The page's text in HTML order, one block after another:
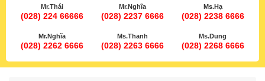
Mr.Thái
(028) 224 66666
Mr.Nghĩa
(028) 2237 6666
Ms.Hạ
(028) 2238 6666
Mr.Nghĩa
(028) 2262 6666
Ms.Thanh
(028) 2263 6666
Ms.Dung
(028) 2268 6666